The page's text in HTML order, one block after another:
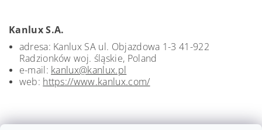
Kanlux S.A.
adresa: Kanlux SA ul. Objazdowa 1-3 41-922
Radzionków woj. śląskie, Poland
e-mail: kanlux@kanlux.pl
web: https://www.kanlux.com/